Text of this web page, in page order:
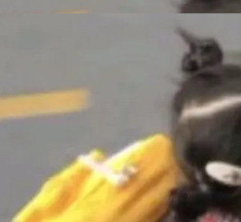
一组后台 agent。这些后
接入Mooncake TENT。
输引擎接入Mooncake T
性能提升30%、非零拷贝
UCL-MPComm底层基
信引擎，后续腾讯网平将
Engine的高性能通信组
MPComm中实现了一
局通信引擎（Engine），
信服“面向企业研发场景的
应用”凭借卓越的技术
选。 全链路私有化部署，
地 当前，越来越多企业已
工具，通过调用公有云模
提升研发效率。但随着 AI
具逐步走向团队级、组织
选工信部人工智能
部正式发布《2025年人工
》，集中展示人工智能在
盖技术底座、行业赋能、
专题等五大方向。深信服
：一个时代的结